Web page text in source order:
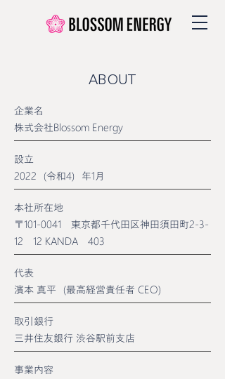
ABOUT
企業名
株式会社Blossom Energy
設立
2022（令和4）年1月
本社所在地
〒101-0041 東京都千代田区神田須田町2-3-
12 12 KANDA 403
代表
濱本 真平（最高経営責任者 CEO）
取引銀行
三井住友銀行 渋谷駅前支店
事業内容